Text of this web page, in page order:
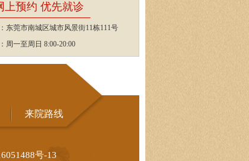
上预约 优先就诊
东莞市南城区城市风景街11栋111号
周一至周日 8:00-20:00
来院路线
号-13